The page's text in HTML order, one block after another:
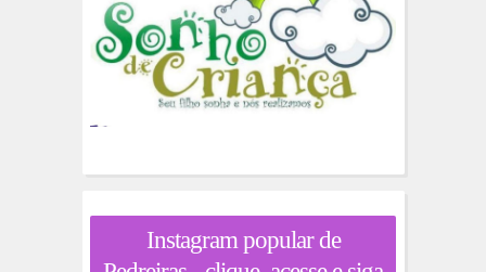
Instagram popular de